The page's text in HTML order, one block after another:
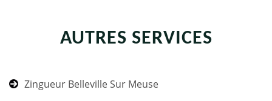
AUTRES SERVICES
Zingueur Belleville Sur Meuse